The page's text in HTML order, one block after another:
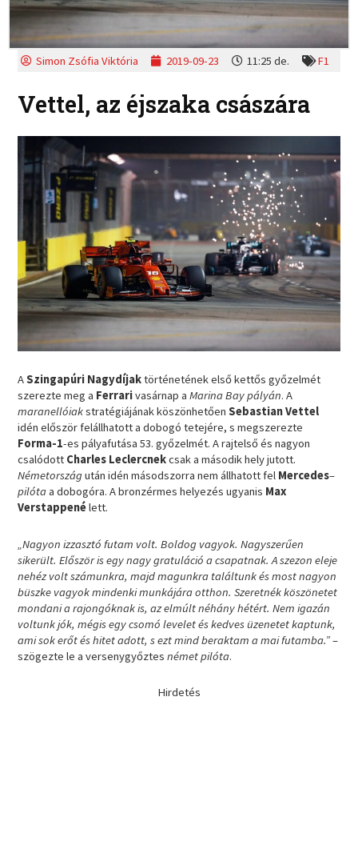
Simon Zsófia Viktória 2019-09-23 11:25 de. F1
Vettel, az éjszaka császára
ASzingapúri Nagydíjaktörténetének első kettős győzelmét
szerezte meg a Ferrarivasárnap aMarina Bay pályán. A
maranellóiakstratégiájának köszönhetőenSebastian Vettel
idén először felállhatott a dobogó tetejére, s megszerezte
Forma-1-es pályafutása 53. győzelmét. A rajtelső és nagyon
csalódott Charles Leclercnekcsak a második hely jutott.
Németországután idén másodszorra nem állhatott fel Mercedes–
pilótaa dobogóra. A bronzérmes helyezés ugyanis Max
Verstappenélett.
„Nagyon izzasztó futam volt. Boldog vagyok. Nagyszerűen
sikerült. Először is egy nagy gratuláció a csapatnak. A szezon eleje
nehéz volt számunkra, majd magunkra találtunk és most nagyon
büszke vagyok mindenki munkájára otthon. Szeretnék köszönetet
mondani a rajongóknak is, az elmúlt néhány hétért. Nem igazán
voltunk jók, mégis egy csomó levelet és kedves üzenetet kaptunk,
ami sok erőt és hitet adott, s ezt mind beraktam a mai futamba.”–
szögezte le a versenygyőztesnémet pilóta.
Hirdetés